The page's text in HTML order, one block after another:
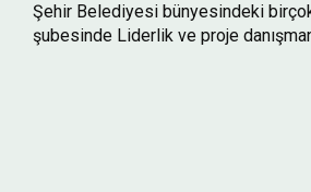
Şehir Belediyesi bünyesindeki
şubesinde Liderlik ve proje